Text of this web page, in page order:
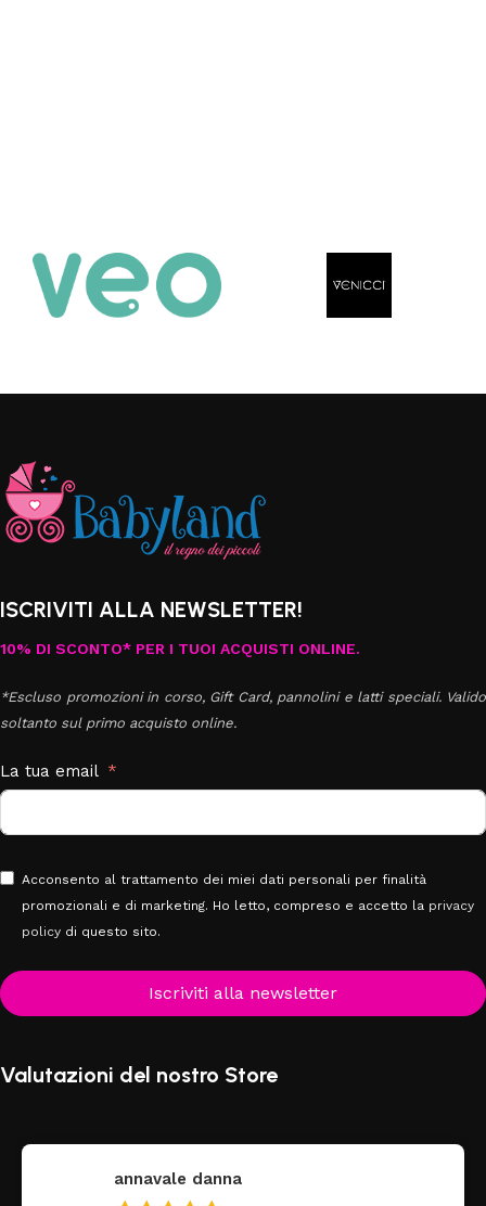
ISCRIVITI ALLA NEWSLETTER!
10% DI SCONTO* PER I TUOI ACQUISTI ONLINE.
*Escluso promozioni in corso, Gift Card, pannolini e latti speciali. Valido
soltanto sul primo acquisto online.
La tua email
Acconsento al trattamento dei miei dati personali per finalità
promozionali e di marketing. Ho letto, compreso e accetto la privacy
policy di questo sito.
Iscriviti alla newsletter
Valutazioni del nostro Store
annavale danna